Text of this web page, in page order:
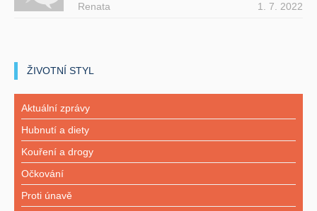
Renata 1. 7. 2022
ŽIVOTNÍ STYL
Aktuální zprávy
Hubnutí a diety
Kouření a drogy
Očkování
Proti únavě